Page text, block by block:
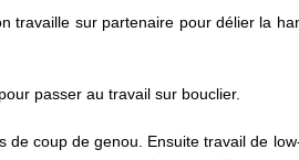
travaille sur partenaire pour délier la
passer au travail sur bouclier.
de coup de genou. Ensuite travail de